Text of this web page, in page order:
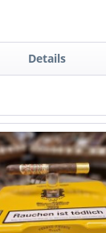
Details